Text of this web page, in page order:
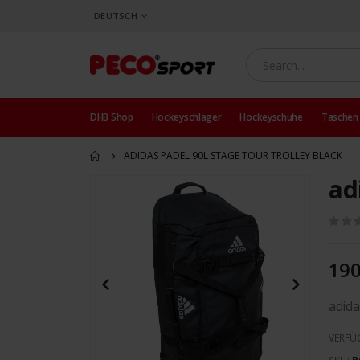
SPRACHE
DEUTSCH
DHB Shop Hockeyschläger Hockeyschuhe Taschen
ADIDAS PADEL 90L STAGE TOUR TROLLEY BLACK